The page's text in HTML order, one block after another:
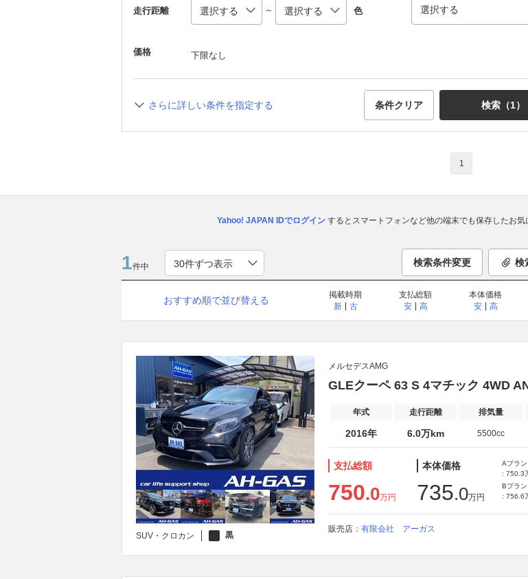
走行距離 ～ 色 選択する
価格 下限なし
さらに詳しい条件を指定する 条件クリア 検索（1）
1
Yahoo! JAPAN IDでログインするとスマートフォンなど他の端末でも保存したお気
1件中 検索条件変更 検
おすすめ順で並び替える
掲載時期
新
古
支払総額
安
高
本体価格
安
高
SUV・クロカン 黒
メルセデスAMG
GLEクーペ 63 S 4マチック 4WD
年式 走行距離 排気量
2016年 6.0万km 5500cc
支払総額
750.0万円
本体価格
735.0万円
Aプラン
: 750.3
Bプラン
: 756.6
販売店： 有限会社 アーガス